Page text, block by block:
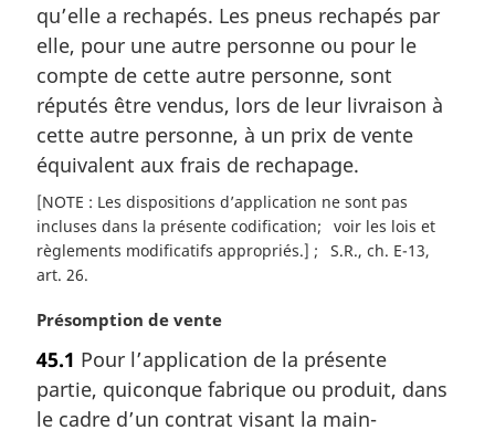
g
i
n
a
e
:
qu’elle a rechapés. Les pneus rechapés par
elle, pour une autre personne ou pour le
compte de cette autre personne, sont
réputés être vendus, lors de leur livraison à
cette autre personne, à un prix de vente
équivalent aux frais de rechapage.
[NOTE : Les dispositions d’application ne sont pas
incluses dans la présente codification
voir les lois et
règlements modificatifs appropriés.]
S.R., ch. E-13,
art. 26
N
t
e
m
Présomption de vente
45.1 Pour l’application de la présente
partie, quiconque fabrique ou produit, dans
le cadre d’un contrat visant la main-